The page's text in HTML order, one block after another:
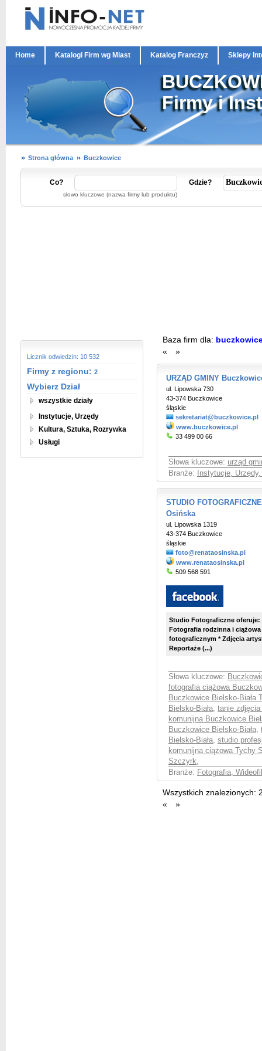
Home Katalogi Firm wg Miast Katalog Franczyz Sklepy
Firmy i
Strona główna Buczkowice
Co?
słowo kluczowe (nazwa firmy lub produktu)
Gdzie?
Licznik odwiedzin: 10 532
Firmy z regionu: 2
Wybierz Dział
wszystkie działy
Instytucje, Urzędy
Kultura, Sztuka, Rozrywka
Usługi
Baza firm dla:
«
»
URZĄD GMINY
ul. Lipowska 730
43-374 Buczkowice
śląskie
sekretariat@buczkowice.pl
www.buczkowice.pl
33 499 00 66
Słowa kluczowe: urząd
Branże:
Instytucje,
STUDIO
Osińska
ul. Lipowska 1319
43-374 Buczkowice
śląskie
foto@renataosinska.pl
www.renataosinska.pl
509 568 591
Studio Fotograficzne
Fotografia rodzinna i
fotograficznym * Zdjęcia
Reportaże (...)
Słowa kluczowe:
fotografia ciążowa
Buczkowice Bielsko-Biała
Bielsko-Biała, tanie
komunijna Buczkowice
Buczkowice Bielsko-Biała,
Bielsko-Biała, studio
komunijna ciążowa Tychy
Szczyrk,
Branże: Fotografia,
Wszystkich znalezionych:
«
»